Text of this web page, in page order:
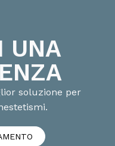
UNA
soluzione per